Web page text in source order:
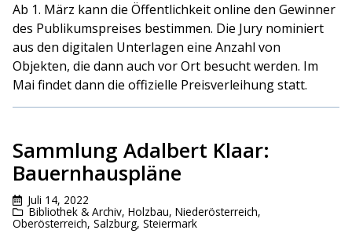
Ab 1. März kann die Öffentlichkeit online den Gewinner
des Publikumspreises bestimmen. Die Jury nominiert
aus den digitalen Unterlagen eine Anzahl von
Objekten, die dann auch vor Ort besucht werden. Im
Mai findet dann die offizielle Preisverleihung statt.
Sammlung Adalbert Klaar:
Bauernhauspläne
Juli 14, 2022
Bibliothek & Archiv, Holzbau, Niederösterreich,
Oberösterreich, Salzburg, Steiermark